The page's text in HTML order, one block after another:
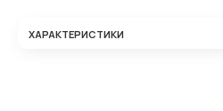
ХАРАКТЕРИСТИКИ